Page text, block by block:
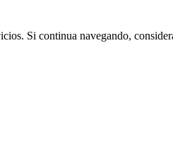
Si continua navegando,